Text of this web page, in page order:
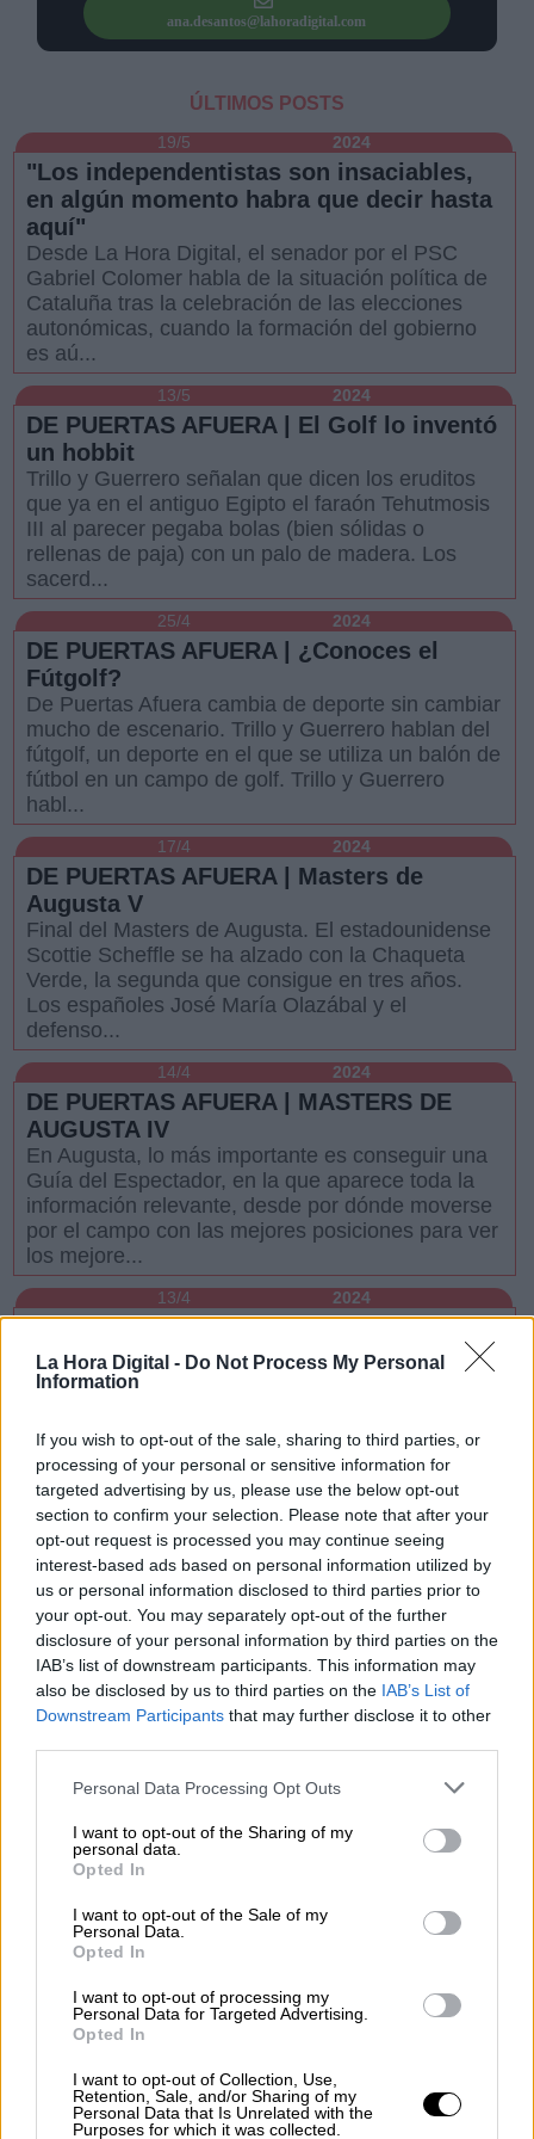
La Hora Digital - Do Not Process My Personal
Information
If you wish to opt-out of the sale, sharing to third parties, or
processing of your personal or sensitive information for
targeted advertising by us, please use the below opt-out
section to confirm your selection. Please note that after your
opt-out request is processed you may continue seeing
interest-based ads based on personal information utilized by
us or personal information disclosed to third parties prior to
your opt-out. You may separately opt-out of the further
disclosure of your personal information by third parties on the
IAB’s list of downstream participants. This information may
also be disclosed by us to third parties on the IAB’s List of
Downstream Participants that may further disclose it to other
Personal Data Processing Opt Outs
I want to opt-out of the Sharing of my
personal data.
Opted In
I want to opt-out of the Sale of my
Personal Data.
Opted In
I want to opt-out of processing my
Personal Data for Targeted Advertising.
Opted In
I want to opt-out of Collection, Use,
Retention, Sale, and/or Sharing of my
Personal Data that Is Unrelated with the
Purposes for which it was collected.
ana.desantos@lahoradigital.com
ÚLTIMOS POSTS
19/5 2024
"Los independentistas son insaciables,
en algún momento habra que decir hasta
aquí"
Desde La Hora Digital, el senador por el PSC
Gabriel Colomer habla de la situación política de
Cataluña tras la celebración de las elecciones
autonómicas, cuando la formación del gobierno
es aú...
13/5 2024
DE PUERTAS AFUERA | El Golf lo inventó
un hobbit
Trillo y Guerrero señalan que dicen los eruditos
que ya en el antiguo Egipto el faraón Tehutmosis
III al parecer pegaba bolas (bien sólidas o
rellenas de paja) con un palo de madera. Los
sacerd...
25/4 2024
DE PUERTAS AFUERA | ¿Conoces el
Fútgolf?
De Puertas Afuera cambia de deporte sin cambiar
mucho de escenario. Trillo y Guerrero hablan del
fútgolf, un deporte en el que se utiliza un balón de
fútbol en un campo de golf. Trillo y Guerrero
habl...
17/4 2024
DE PUERTAS AFUERA | Masters de
Augusta V
Final del Masters de Augusta. El estadounidense
Scottie Scheffle se ha alzado con la Chaqueta
Verde, la segunda que consigue en tres años.
Los españoles José María Olazábal y el
defenso...
14/4 2024
DE PUERTAS AFUERA | MASTERS DE
AUGUSTA IV
En Augusta, lo más importante es conseguir una
Guía del Espectador, en la que aparece toda la
información relevante, desde por dónde moverse
por el campo con las mejores posiciones para ver
los mejore...
13/4 2024
DE PUERTAS AFUERA | Masters de
Augusta III
La Hora Digital acude en directo a uno de los
Isabel Trillo habla desde su "desk" en el Masters
de Augusta de los entresijos del evento. La
periodista le cue...
12/4 2024
DE PUERTAS AFUERA | La "misión
imposible" de conseguir entradas para el
Masters de Augusta
"Lo difícil que es encontrar entradas para ver el
Masters, por las que se han llegado a pagar en
reventa 17.000 dólares por toda la semana",
afirma Trillo, que explica que "la reventa está
De puertas Afuera | Masters de Augusta
La Hora Digital acude en directo a uno de los
torneos de golf más importantes del mundo.
Isabel Trillo habla desde su "desk" en el Masters
de Augusta que los entresijos del evento. La
periodista le cu...
¿QUÉ ESTÁ PASANDO EN EL MUNDO? |
Búnkeres, centros de coordinación y
Frutos afirma que "hay toda una tradición de
bunkerizar la dirección de la guerra" y habla del
Derechos:
Información adicional
link